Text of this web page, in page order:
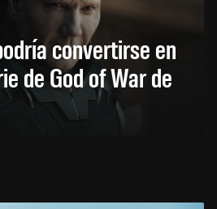
convertirse en
de God of War de